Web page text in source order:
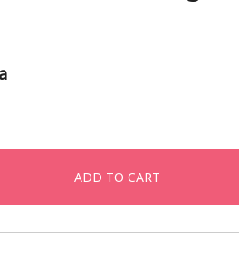
ADD TO CART